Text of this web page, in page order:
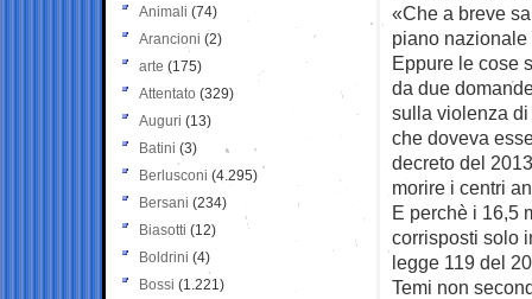
«Che a breve
piano
Eppure le cose
da due
sulla violenza di
che doveva
decreto del
morire i centri
E perchè i 16,5
corrisposti solo
legge 119 del
Temi non
Animali (74)
Arancioni (2)
arte (175)
Attentato (329)
Auguri (13)
Batini (3)
Berlusconi (4.295)
Bersani (234)
Biasotti (12)
Boldrini (4)
Bossi (1.221)